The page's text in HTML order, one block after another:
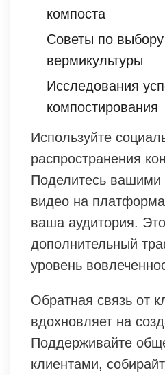
компоста
Советы по
вермикультуры
Исследования
компостирования
Используйте
распространения
Поделитесь вашими
видео на
ваша аудитория.
дополнительный
уровень
Обратная связь от
вдохновляет на
Поддерживайте
клиентами,